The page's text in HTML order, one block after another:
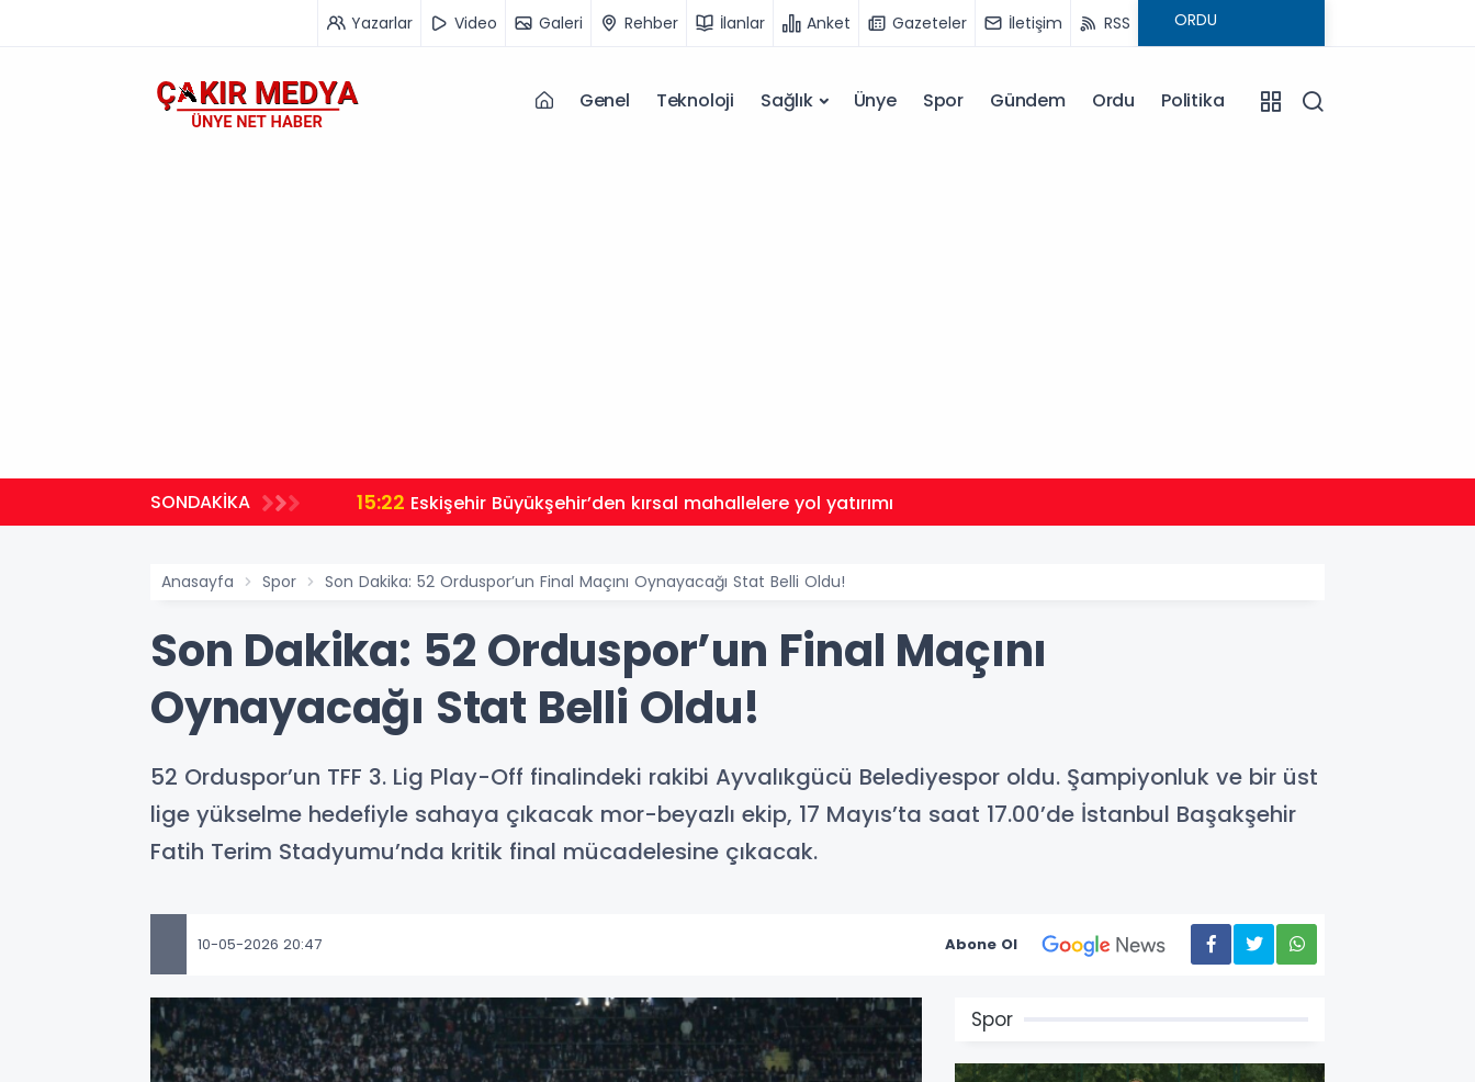
Yazarlar Video Galeri Rehber İlanlar Anket Gazeteler İletişim RSS
Genel Teknoloji Sağlık Ünye Spor Gündem Ordu Politika
SONDAKİKA 15:22 Eskişehir Büyükşehir’den kırsal mahallelere yol yatırımı
Anasayfa Spor Son Dakika: 52 Orduspor’un Final Maçını Oynayacağı Stat Belli Oldu!
Son Dakika: 52 Orduspor’un Final Maçını
Oynayacağı Stat Belli Oldu!
52 Orduspor’un TFF 3. Lig Play-Off finalindeki rakibi Ayvalıkgücü Belediyespor oldu. Şampiyonluk ve bir üst
lige yükselme hedefiyle sahaya çıkacak mor-beyazlı ekip, 17 Mayıs’ta saat 17.00’de İstanbul Başakşehir
Fatih Terim Stadyumu’nda kritik final mücadelesine çıkacak.
10-05-2026 20:47 Abone Ol
Spor